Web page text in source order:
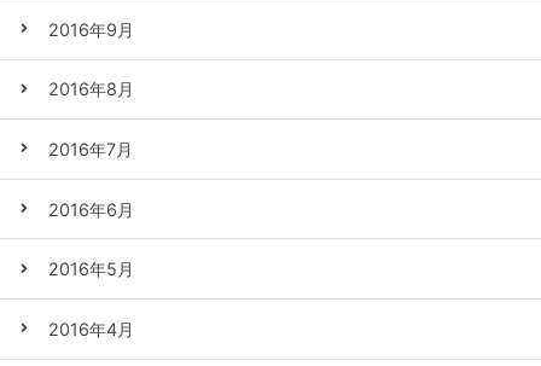
2016年9月
2016年8月
2016年7月
2016年6月
2016年5月
2016年4月